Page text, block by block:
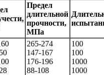
Предел
длительной
прочности,
МПа
50
28
265-274
147-167
176-196
88-108
100
100
1000
1000